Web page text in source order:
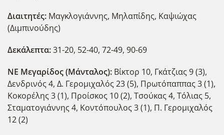
Διαιτητές: Μαγκλογιάννης, Μηλαπίδης, Καψιώχας
(Διμπινούδης)
Δεκάλεπτα:31-20, 52-40, 72-49, 90-69
ΝΕ Μεγαρίδος (Μάνταλος): Βίκτορ 10, Γκάτζιας 9 (3),
Δενδρινός 4, Δ. Γερομιχαλός 23 (5), Πρωτόπαππας 3 (1),
Κοκορέλης 3 (1), Προίσκος 10 (2), Τσούκας 4, Τόλιας 5,
Σταματογιάννης 4, Κοντόπουλος 3 (1), Π. Γερομιχαλός
12 (2)